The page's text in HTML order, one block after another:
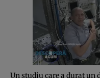
Un studiu care a durat un